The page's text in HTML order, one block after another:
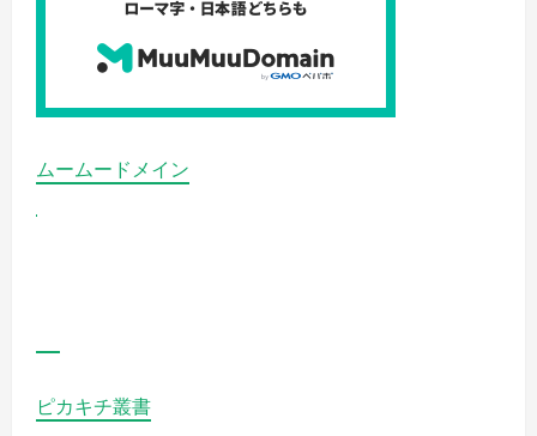
く
い
ムームードメイン
ピカキチ叢書